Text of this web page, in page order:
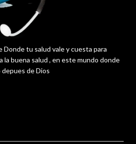
Donde tu salud vale y cuesta para
la buena salud , en este mundo donde
de Dios